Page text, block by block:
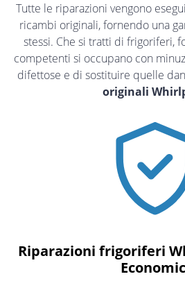
Tutte le riparazioni vengono
ricambi originali, fornendo una
stessi. Che si tratti di frigoriferi,
competenti si occupano con
difettose e di sostituire quelle
originali
Riparazioni frigoriferi